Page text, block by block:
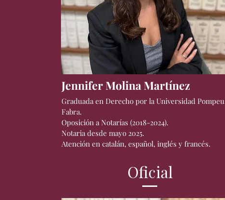
Jennifer Molina Martínez
Graduada en Derecho por la Universidad Pompeu
Fabra.
Oposición a Notarías (2018-2024).
Notaria desde mayo 2025.
Atención en catalán, español, inglés y francés.
Oficial